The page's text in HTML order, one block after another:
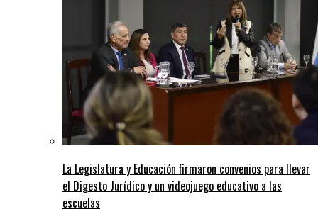
La Legislatura y Educación firmaron convenios para llevar
el Digesto Jurídico y un videojuego educativo a las
escuelas